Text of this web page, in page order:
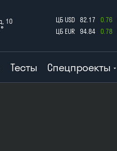
10 ЦБ USD 82.17 0.76
ЦБ EUR
94.84 0.78
Тесты Спецпроекты